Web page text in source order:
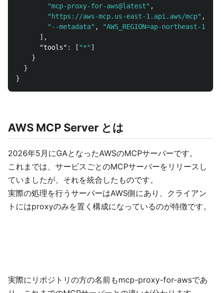
"mcp-proxy-for-aws@latest" ,
"https://aws-mcp.us-east-1.api.aws/mcp" ,
"--metadata" ,
"AWS_REGION=ap-northeast-1"
],
"tools" : [ "*" ]
}
}
}
AWS MCP Server とは
2026年5月にGAとなったAWSのMCPサーバーです。
これまでは、サービスごとのMCPサーバーをリリースし
ていましたが、それを統合したものです。
実際の処理を行うサーバーはAWS側にあり、クライアン
トにはproxyのみを置く構成になっているのが特徴です。
実際にリポジトリの方の名前もmcp-proxy-for-awsであ